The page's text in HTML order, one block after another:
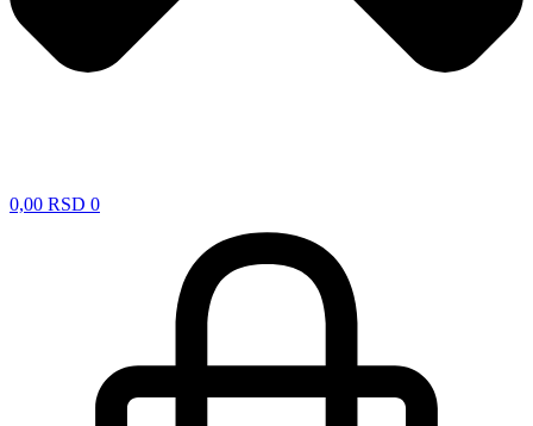
0,00 RSD 0